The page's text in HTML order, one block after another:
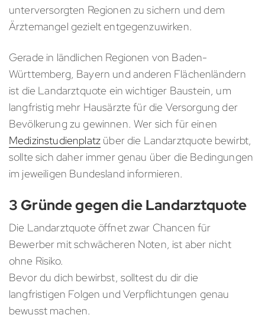
unterversorgten Regionen zu sichern und dem
Ärztemangel gezielt entgegenzuwirken.
Gerade in ländlichen Regionen von Baden-
Württemberg, Bayern und anderen Flächenländern
ist die Landarztquote ein wichtiger Baustein, um
langfristig mehr Hausärzte für die Versorgung der
Bevölkerung zu gewinnen. Wer sich für einen
Medizinstudienplatz über die Landarztquote bewirbt,
sollte sich daher immer genau über die Bedingungen
im jeweiligen Bundesland informieren.
3 Gründe gegen die Landarztquote
Die Landarztquote öffnet zwar Chancen für
Bewerber mit schwächeren Noten, ist aber nicht
ohne Risiko.
Bevor du dich bewirbst, solltest du dir die
langfristigen Folgen und Verpflichtungen genau
bewusst machen.